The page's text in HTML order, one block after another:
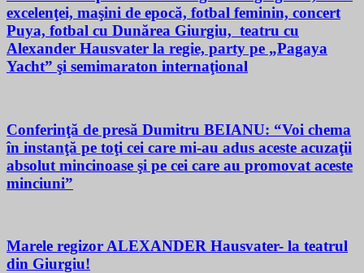
excelenţei, maşini de epocă, fotbal feminin, concert
Puya, fotbal cu Dunărea Giurgiu, teatru cu
Alexander Hausvater la regie, party pe „Pagaya
Yacht” şi semimaraton internaţional
Conferinţă de presă Dumitru BEIANU: “Voi chema
în instanţă pe toţi cei care mi-au adus aceste acuzaţii
absolut mincinoase şi pe cei care au promovat aceste
minciuni”
Marele regizor ALEXANDER Hausvater- la teatrul
din Giurgiu!